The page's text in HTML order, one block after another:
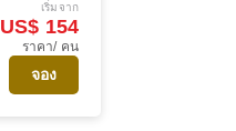
เริ่มจาก
US$ 154
ราคา/ คน
จอง